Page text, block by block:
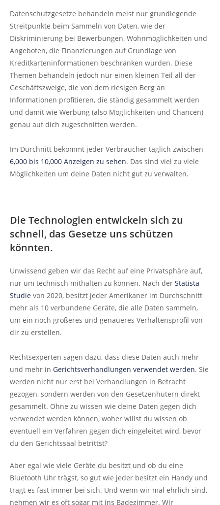
Datenschutzgesetze behandeln meist nur grundlegende
Streitpunkte beim Sammeln von Daten, wie der
Diskriminierung bei Bewerbungen, Wohnmöglichkeiten und
Angeboten, die Finanzierungen auf Grundlage von
Kreditkarteninformationen beschränken würden. Diese
Themen behandeln jedoch nur einen kleinen Teil all der
Geschäftszweige, die von dem riesigen Berg an
Informationen profitieren, die ständig gesammelt werden
und damit wie Werbung (also Möglichkeiten und Chancen)
genau auf dich zugeschnitten werden.
Im Durchnitt bekommt jeder Verbraucher täglich zwischen
6,000 bis 10,000 Anzeigen zu sehen. Das sind viel zu viele
Möglichkeiten um deine Daten nicht gut zu verwalten.
Die Technologien entwickeln sich zu
schnell, das Gesetze uns schützen
könnten.
Unwissend geben wir das Recht auf eine Privatsphäre auf,
nur um technisch mithalten zu können. Nach der Statista
Studie von 2020, besitzt jeder Amerikaner im Durchschnitt
mehr als 10 verbundene Geräte, die alle Daten sammeln,
um ein noch größeres und genaueres Verhaltensprofil von
dir zu erstellen.
Rechtsexperten sagen dazu, dass diese Daten auch mehr
und mehr in Gerichtsverhandlungen verwendet werden. Sie
werden nicht nur erst bei Verhandlungen in Betracht
gezogen, sondern werden von den Gesetzenhütern direkt
gesammelt. Ohne zu wissen wie deine Daten gegen dich
verwendet werden können, woher willst du wissen ob
eventuell ein Verfahren gegen dich eingeleitet wird, bevor
du den Gerichtssaal betrittst?
Aber egal wie viele Geräte du besitzt und ob du eine
Bluetooth Uhr trägst, so gut wie jeder besitzt ein Handy und
trägt es fast immer bei sich. Und wenn wir mal ehrlich sind,
nehmen wir es oft sogar mit ins Badezimmer. Wir